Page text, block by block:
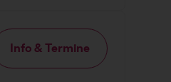
Info & Termine